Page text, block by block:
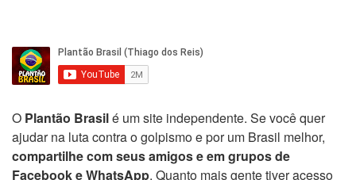
O Plantão Brasilé um site independente. Se você quer
ajudar na luta contra o golpismo e por um Brasil melhor,
compartilhe com seus amigos e em grupos de
Facebook e WhatsApp. Quanto mais gente tiver acesso